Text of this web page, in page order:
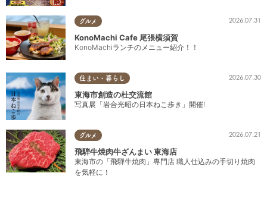
グルメ 2026.07.31
KonoMachi Cafe 尾張横須賀
KonoMachiランチのメニュー紹介！！
住まい・暮らし 2026.07.30
東海市創造の杜交流館
写真展「岩合光昭の日本ねこ歩き」開催!
グルメ 2026.07.21
飛騨牛焼肉牛ざんまい 東海店
東海市の「飛騨牛焼肉」専門店 職人仕込みの手切り焼肉
を気軽に！